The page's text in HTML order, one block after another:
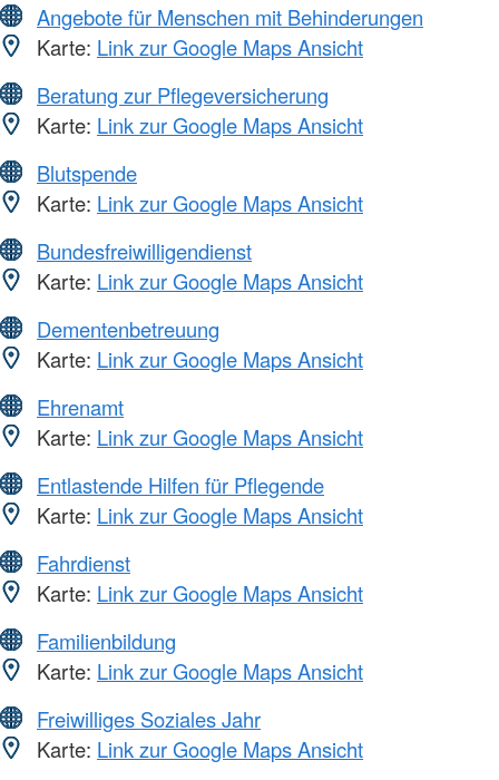
Angebote für Menschen mit Behinderungen
Karte: Link zur Google Maps Ansicht
Beratung zur Pflegeversicherung
Karte: Link zur Google Maps Ansicht
Blutspende
Karte: Link zur Google Maps Ansicht
Bundesfreiwilligendienst
Karte: Link zur Google Maps Ansicht
Dementenbetreuung
Karte: Link zur Google Maps Ansicht
Ehrenamt
Karte: Link zur Google Maps Ansicht
Entlastende Hilfen für Pflegende
Karte: Link zur Google Maps Ansicht
Fahrdienst
Karte: Link zur Google Maps Ansicht
Familienbildung
Karte: Link zur Google Maps Ansicht
Freiwilliges Soziales Jahr
Karte: Link zur Google Maps Ansicht